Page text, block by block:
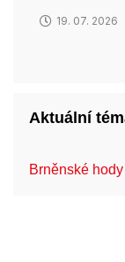
19. 07. 2026
Aktuální
Brněnské